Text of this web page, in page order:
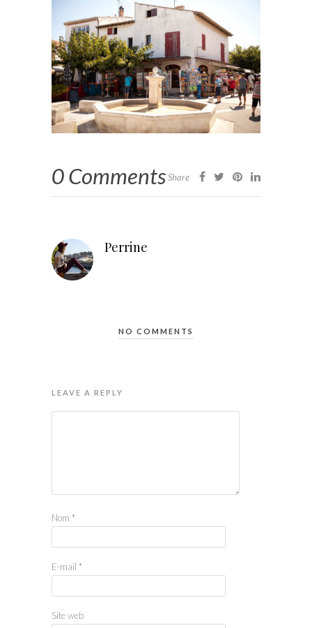
0 CommentsShare
Perrine
NO COMMENTS
LEAVE A REPLY
Nom *
E-mail *
Site web